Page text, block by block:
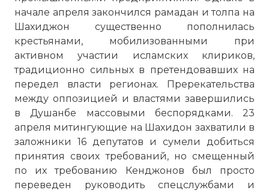
начале апреля закончился рамадан и толпа на
Шахиджон существенно пополнилась
крестьянами, мобилизованными при
активном участии исламских клириков,
традиционно сильных в претендовавших на
передел власти регионах. Пререкательства
между оппозицией и властями завершились
в Душанбе массовыми беспорядками. 23
апреля митингующие на Шахидон захватили в
заложники 16 депутатов и сумели добиться
принятия своих требований, но смещенный
по их требованию Кенджонов был просто
переведен руководить спецслужбами и